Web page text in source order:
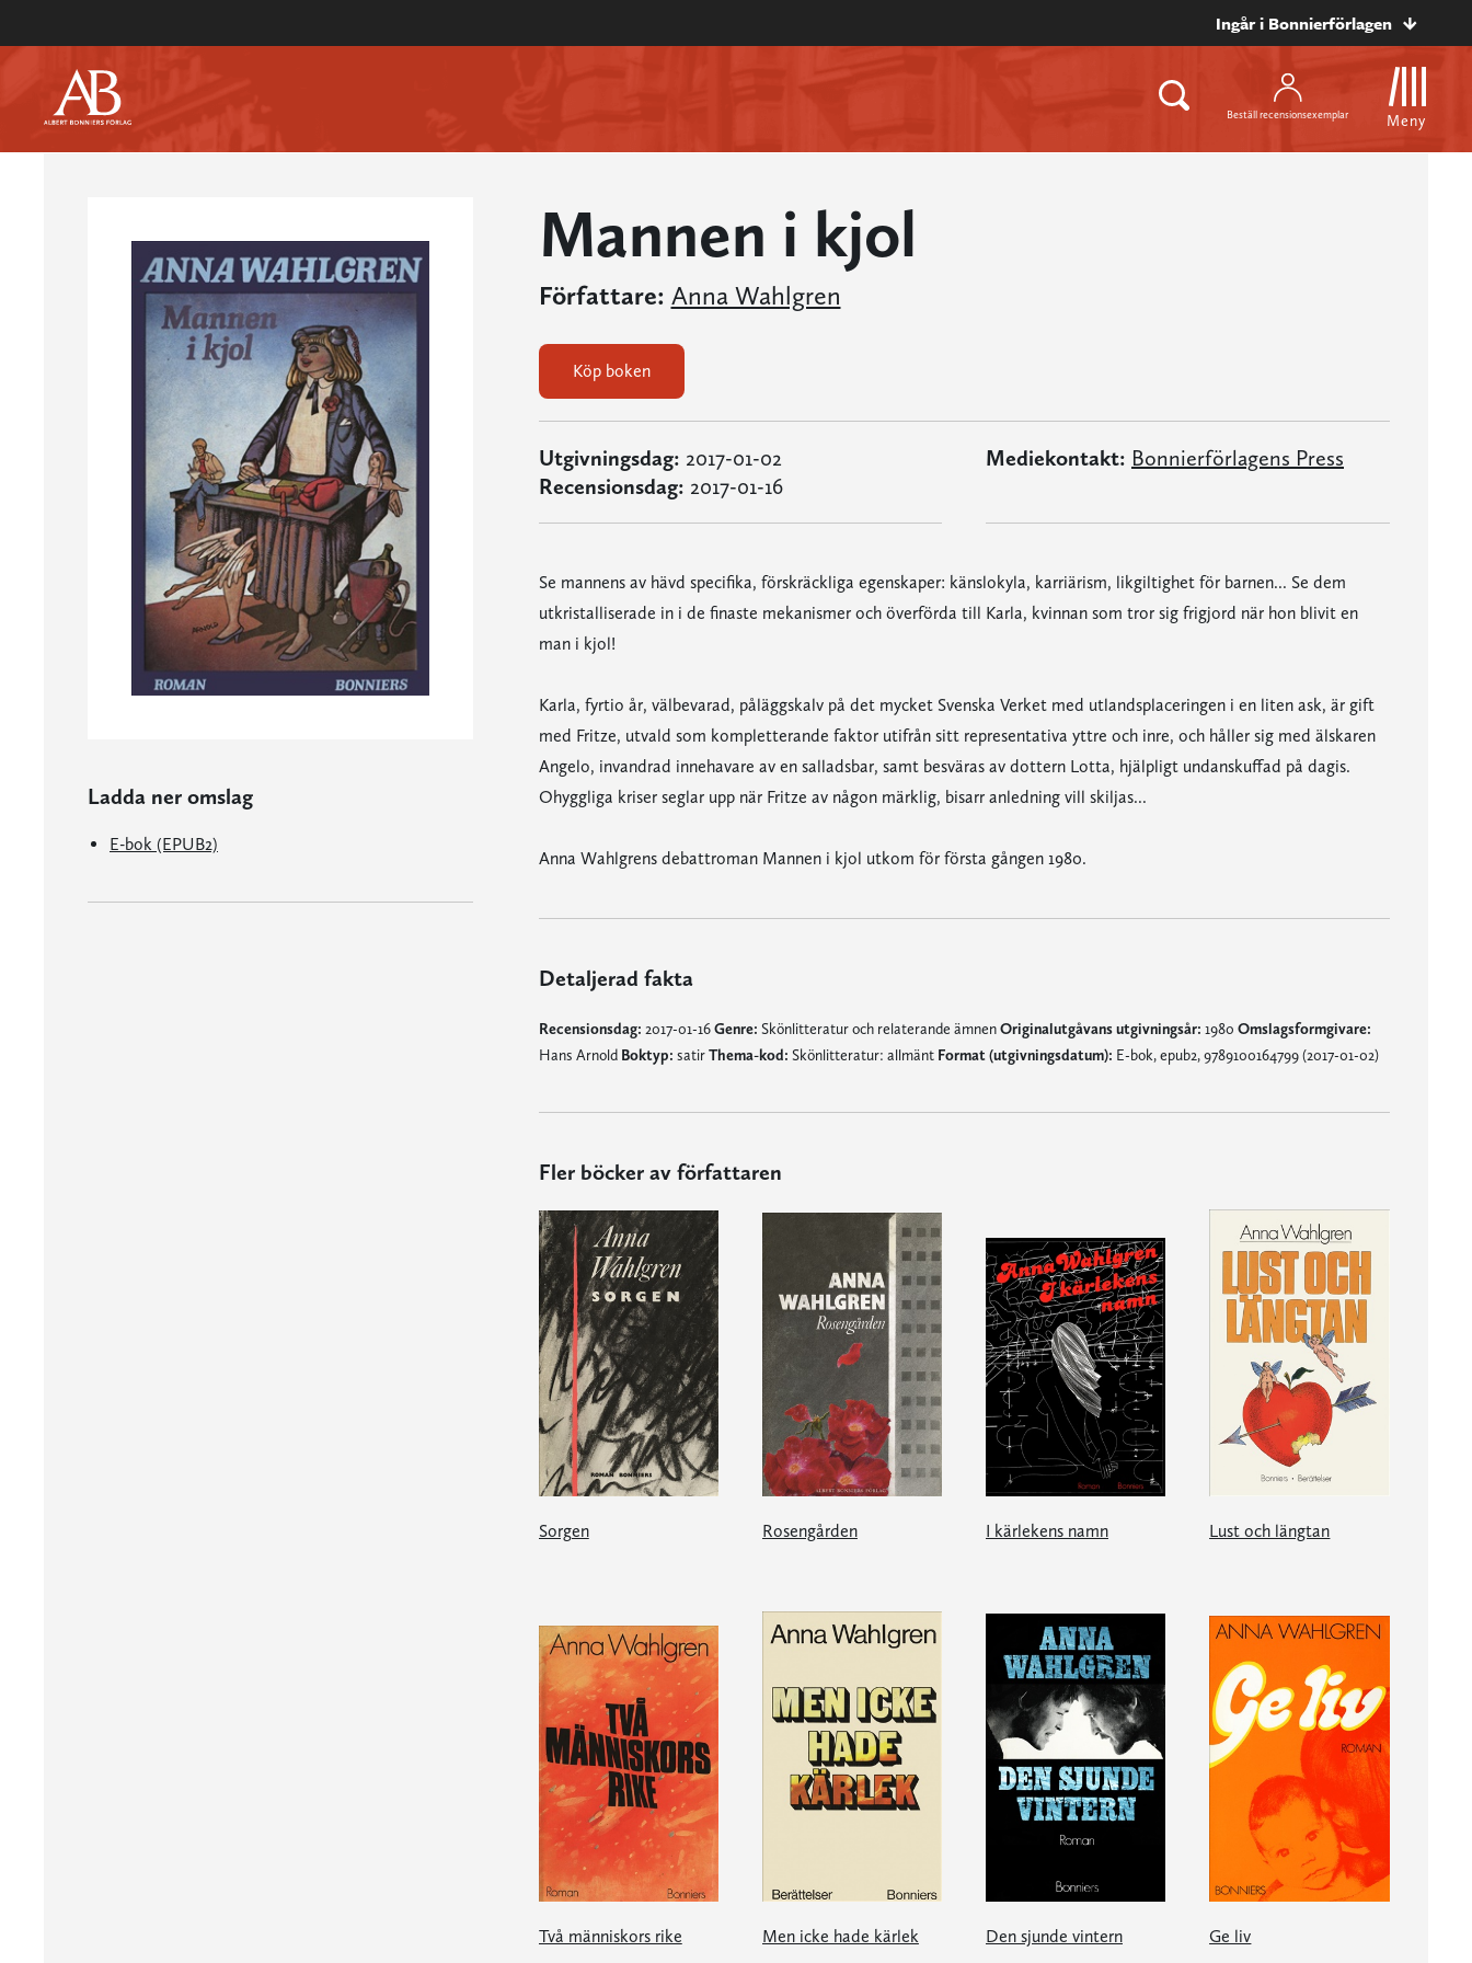
Ingår i Bonnierförlagen
Beställ recensionsexemplar Meny
Ladda ner omslag
E-bok (EPUB2)
Mannen i kjol
Författare: Anna Wahlgren
Köp boken
Utgivningsdag: 2017-01-02
Recensionsdag: 2017-01-16
Mediekontakt: Bonnierförlagens Press
Se mannens av hävd specifika, förskräckliga egenskaper: känslokyla, karriärism, likgiltighet för barnen... Se dem
utkristalliserade in i de finaste mekanismer och överförda till Karla, kvinnan som tror sig frigjord när hon blivit en
man i kjol!
Karla, fyrtio år, välbevarad, påläggskalv på det mycket Svenska Verket med utlandsplaceringen i en liten ask, är gift
med Fritze, utvald som kompletterande faktor utifrån sitt representativa yttre och inre, och håller sig med älskaren
Angelo, invandrad innehavare av en salladsbar, samt besväras av dottern Lotta, hjälpligt undanskuffad på dagis.
Ohyggliga kriser seglar upp när Fritze av någon märklig, bisarr anledning vill skiljas...
Anna Wahlgrens debattroman Mannen i kjol utkom för första gången 1980.
Detaljerad fakta
Recensionsdag: 2017-01-16Genre: Skönlitteratur och relaterande ämnenOriginalutgåvans utgivningsår: 1980 Omslagsformgivare:
Hans Arnold Boktyp: satirThema-kod: Skönlitteratur: allmänt Format (utgivningsdatum): E-bok, epub2, 9789100164799 (2017-01-02)
Fler böcker av författaren
Sorgen Rosengården I kärlekens namn Lust och längtan
Två människors rike Men icke hade kärlek Den sjunde vintern Ge liv